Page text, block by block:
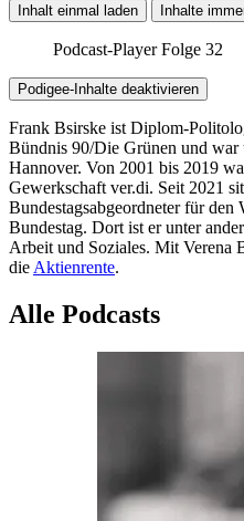
Inhalt einmal laden Inhalte
Podcast-Player Folge 32
Podigee-Inhalte deaktivieren
Frank Bsirske ist Diplom-
Bündnis 90/Die Grünen und war
Hannover. Von 2001 bis 2019
Gewerkschaft ver.di. Seit 2021
Bundestagsabgeordneter für
Bundestag. Dort ist er unter
Arbeit und Soziales. Mit Verena
die Aktienrente.
Alle Podcasts